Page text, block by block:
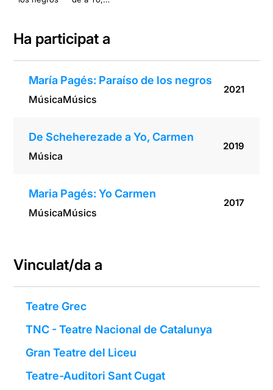
Ha participat a
María Pagés: Paraíso de los negros
MúsicaMúsics
2021
De Scheherezade a Yo, Carmen
Música
2019
Maria Pagés: Yo Carmen
MúsicaMúsics
2017
Vinculat/da a
Teatre Grec
TNC - Teatre Nacional de Catalunya
Gran Teatre del Liceu
Teatre-Auditori Sant Cugat